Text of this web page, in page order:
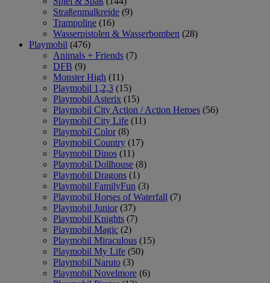
Straßenmalkreide (9)
Trampoline (16)
Wasserpistolen & Wasserbomben (28)
Playmobil (476)
Animals + Friends (7)
DFB (9)
Monster High (11)
Playmobil 1,2,3 (15)
Playmobil Asterix (15)
Playmobil City Action / Action Heroes (56)
Playmobil City Life (11)
Playmobil Color (8)
Playmobil Country (17)
Playmobil Dinos (11)
Playmobil Dollhouse (8)
Playmobil Dragons (1)
Playmobil FamilyFun (3)
Playmobil Horses of Waterfall (7)
Playmobil Junior (37)
Playmobil Knights (7)
Playmobil Magic (2)
Playmobil Miraculous (15)
Playmobil My Life (50)
Playmobil Naruto (3)
Playmobil Novelmore (6)